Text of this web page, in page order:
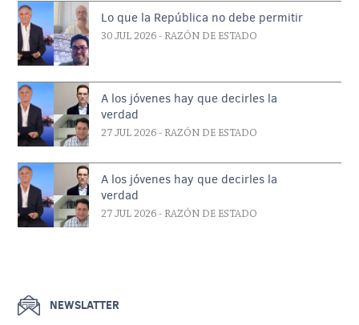
Lo que la República no debe permitir
30 JUL 2026 - RAZÓN DE ESTADO
A los jóvenes hay que decirles la
verdad
27 JUL 2026 - RAZÓN DE ESTADO
A los jóvenes hay que decirles la
verdad
27 JUL 2026 - RAZÓN DE ESTADO
NEWSLATTER